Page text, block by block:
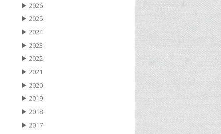
▶ 2026
▶ 2025
▶ 2024
▶ 2023
▶ 2022
▶ 2021
▶ 2020
▶ 2019
▶ 2018
▶ 2017